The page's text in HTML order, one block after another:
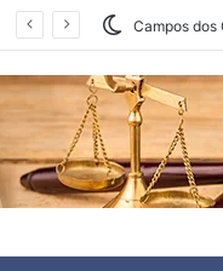
Campos